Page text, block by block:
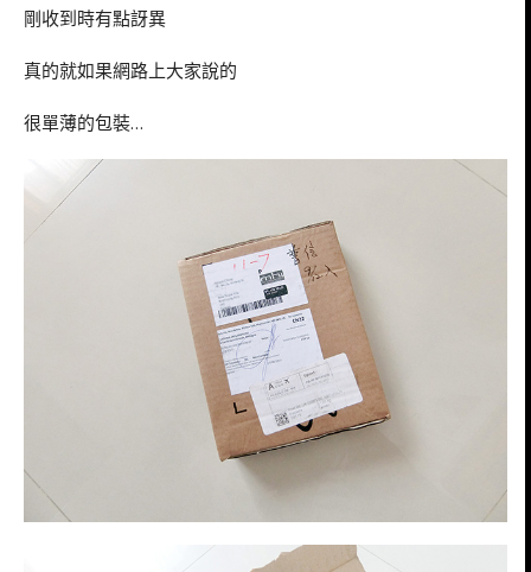
剛收到時有點訝異
真的就如果網路上大家說的
很單薄的包裝…